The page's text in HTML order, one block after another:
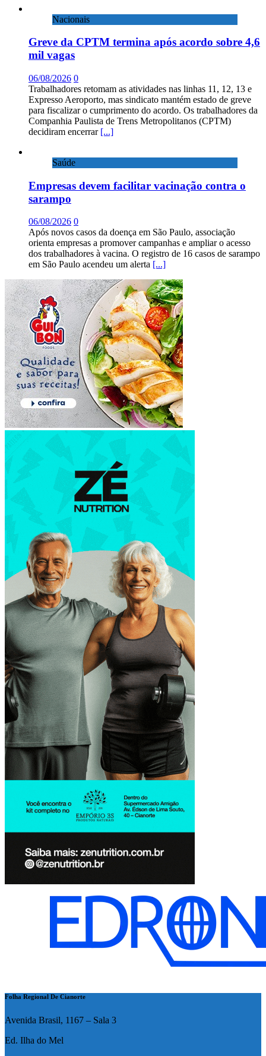
Nacionais
Greve da CPTM termina após acordo sobre 4,6
mil vagas
06/08/2026 0
Trabalhadores retomam as atividades nas linhas 11, 12, 13 e
Expresso Aeroporto, mas sindicato mantém estado de greve
para fiscalizar o cumprimento do acordo. Os trabalhadores da
Companhia Paulista de Trens Metropolitanos (CPTM)
decidiram encerrar [...]
Saúde
Empresas devem facilitar vacinação contra o
sarampo
06/08/2026 0
Após novos casos da doença em São Paulo, associação
orienta empresas a promover campanhas e ampliar o acesso
dos trabalhadores à vacina. O registro de 16 casos de sarampo
em São Paulo acendeu um alerta [...]
Folha Regional De Cianorte
Avenida Brasil, 1167 – Sala 3
Ed. Ilha do Mel